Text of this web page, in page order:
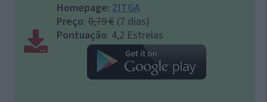
Homepage: ZITGA
Preço: 0,79 € (7 dias)
Pontuação: 4,2 Estrelas